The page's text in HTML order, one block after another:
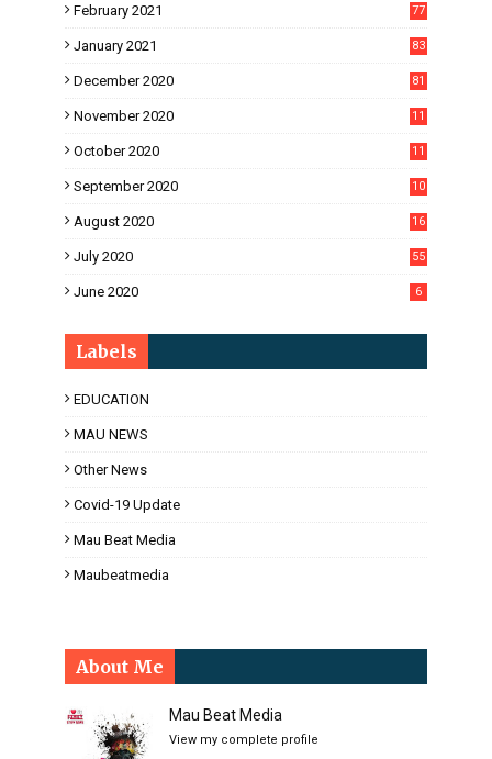
February 2021 77
January 2021 83
December 2020 81
November 2020
11
October 2020
11
September 2020
10
August 2020
16
July 2020 55
June 2020 6
Labels
EDUCATION
MAU NEWS
Other News
Covid-19 Update
Mau Beat Media
Maubeatmedia
About Me
Mau Beat Media
View my complete profile